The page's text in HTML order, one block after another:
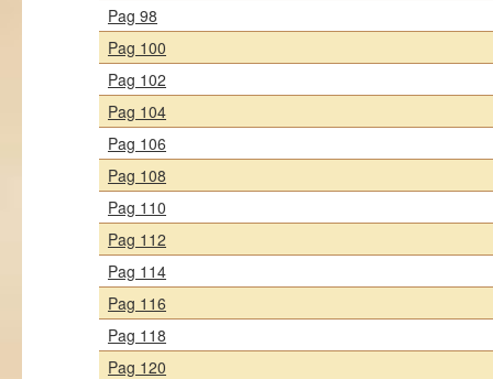
Pag 98
Pag 100
Pag 102
Pag 104
Pag 106
Pag 108
Pag 110
Pag 112
Pag 114
Pag 116
Pag 118
Pag 120